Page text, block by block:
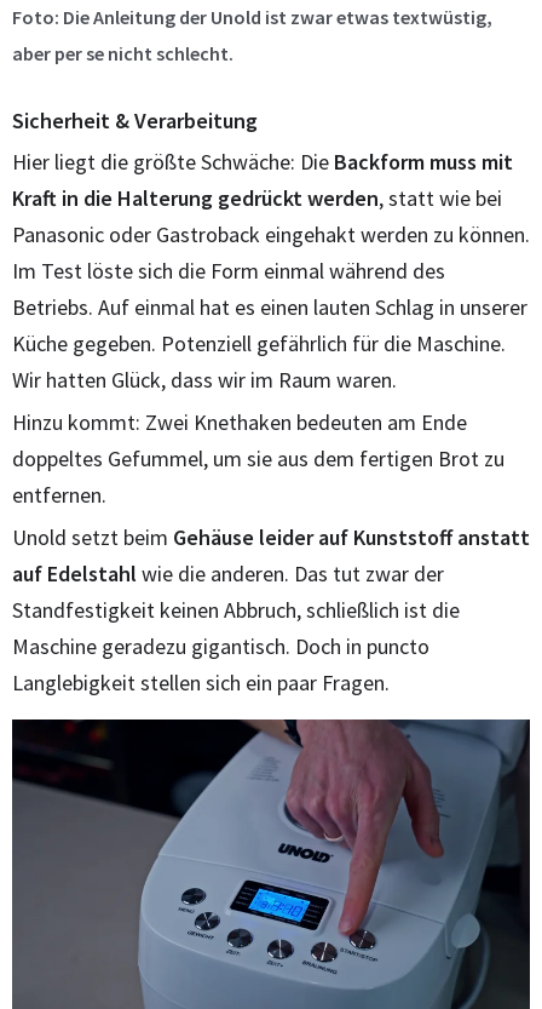
Foto: Die Anleitung der Unold ist zwar etwas textwüstig,
aber per se nicht schlecht.
Sicherheit & Verarbeitung
Hier liegt die größte Schwäche: Die Backform muss mit
Kraft in die Halterung gedrückt werden, statt wie bei
Panasonic oder Gastroback eingehakt werden zu können.
Im Test löste sich die Form einmal während des
Betriebs. Auf einmal hat es einen lauten Schlag in unserer
Küche gegeben. Potenziell gefährlich für die Maschine.
Wir hatten Glück, dass wir im Raum waren.
Hinzu kommt: Zwei Knethaken bedeuten am Ende
doppeltes Gefummel, um sie aus dem fertigen Brot zu
entfernen.
Unold setzt beim Gehäuse leider auf Kunststoff anstatt
auf Edelstahl wie die anderen. Das tut zwar der
Standfestigkeit keinen Abbruch, schließlich ist die
Maschine geradezu gigantisch. Doch in puncto
Langlebigkeit stellen sich ein paar Fragen.